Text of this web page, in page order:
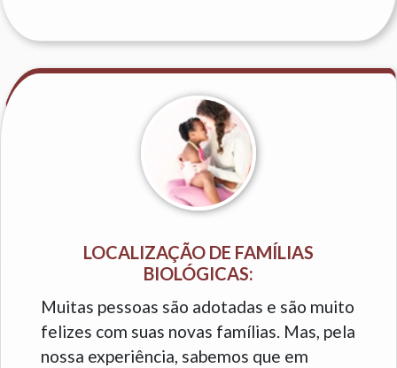
LOCALIZAÇÃO DE FAMÍLIAS
BIOLÓGICAS:
Muitas pessoas são adotadas e são muito
felizes com suas novas famílias. Mas, pela
nossa experiência, sabemos que em